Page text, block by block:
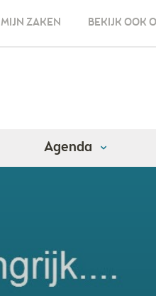
MIJN ZAKEN BEKIJK OOK
Agenda